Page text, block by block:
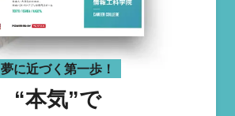
夢に近づく第一歩！
“本気”で